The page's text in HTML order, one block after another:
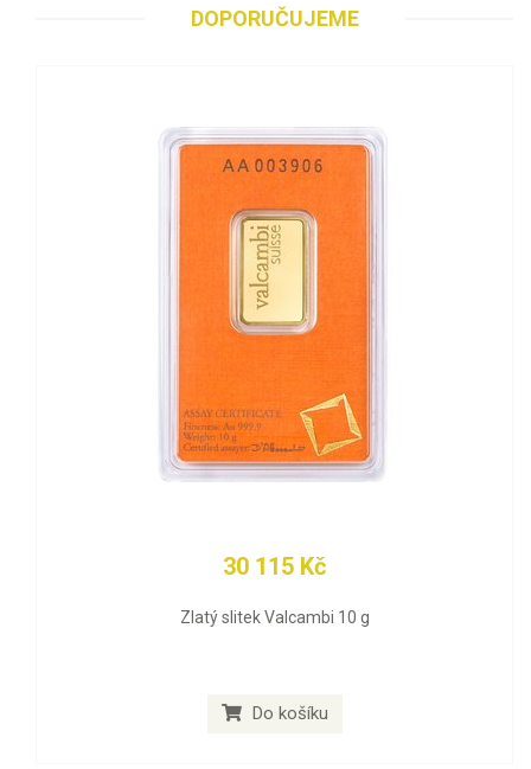
DOPORUČUJEME
30 115 Kč
Zlatý slitek Valcambi 10 g
Do košíku